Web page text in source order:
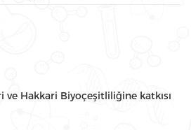
Hakkari Biyoçeşitliliğine katkısı